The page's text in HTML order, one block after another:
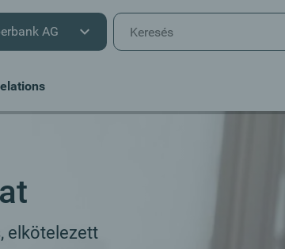
AG
elkötelezett